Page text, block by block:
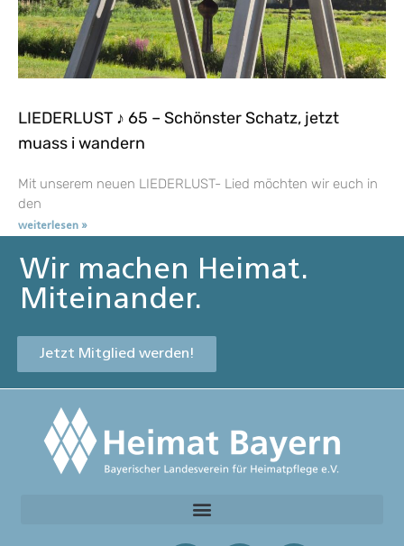
LIEDERLUST ♪ 65 – Schönster Schatz, jetzt
muass i wandern
Mit unserem neuen LIEDERLUST- Lied möchten wir euch in
den
weiterlesen »
Wir machen Heimat.
Miteinander.
Jetzt Mitglied werden!